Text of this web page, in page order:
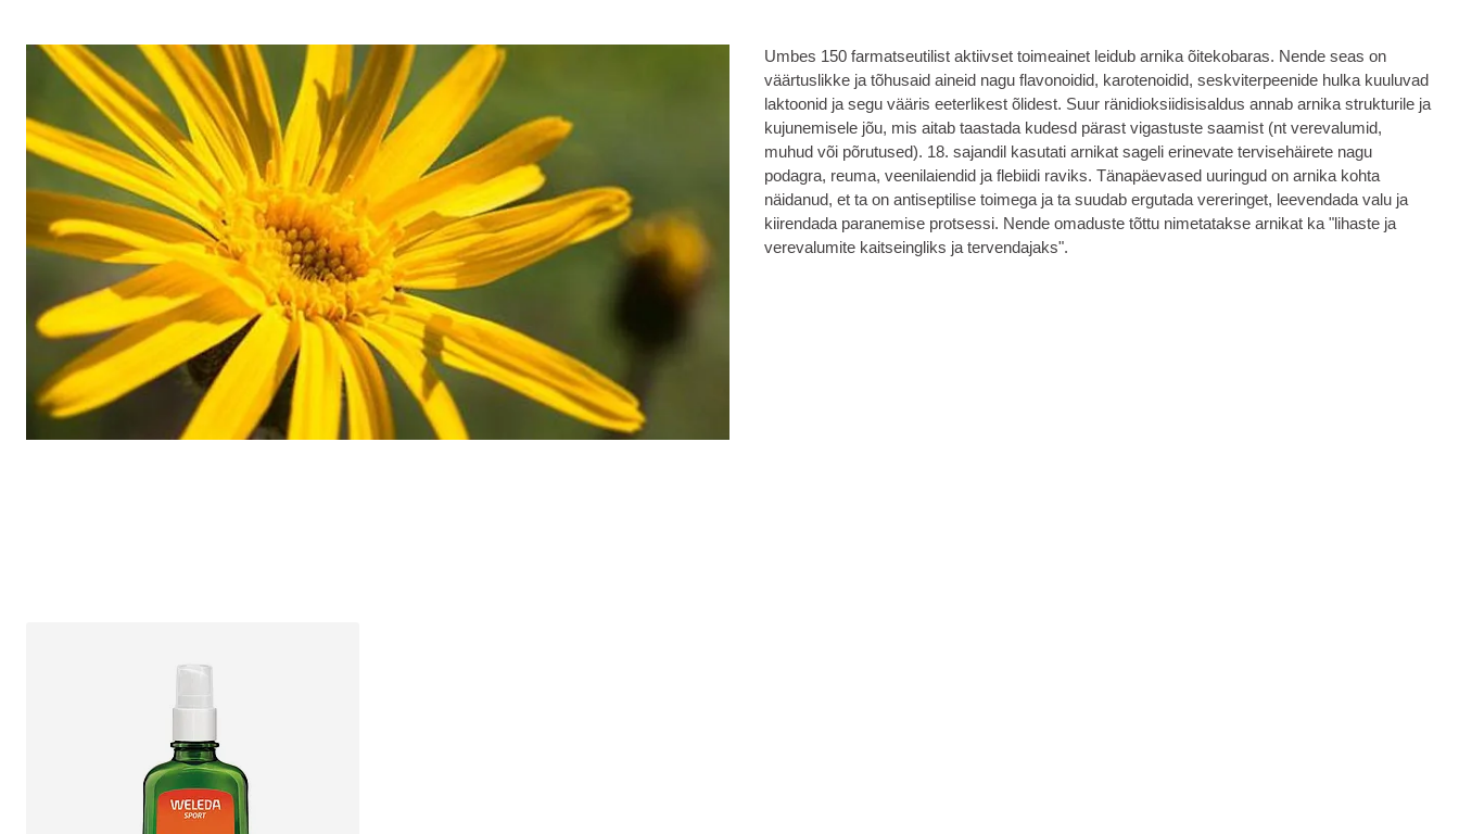
Umbes 150 farmatseutilist aktiivset toimeainet leidub arnika õitekobaras. Nende seas on
väärtuslikke ja tõhusaid aineid nagu flavonoidid, karotenoidid, seskviterpeenide hulka kuuluvad
laktoonid ja segu vääris eeterlikest õlidest. Suur ränidioksiidisisaldus annab arnika strukturile ja
kujunemisele jõu, mis aitab taastada kudesd pärast vigastuste saamist (nt verevalumid,
muhud või põrutused). 18. sajandil kasutati arnikat sageli erinevate tervisehäirete nagu
podagra, reuma, veenilaiendid ja flebiidi raviks. Tänapäevased uuringud on arnika kohta
näidanud, et ta on antiseptilise toimega ja ta suudab ergutada vereringet, leevendada valu ja
kiirendada paranemise protsessi. Nende omaduste tõttu nimetatakse arnikat ka "lihaste ja
verevalumite kaitseingliks ja tervendajaks".